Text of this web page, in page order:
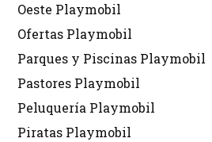
Oeste Playmobil
Ofertas Playmobil
Parques y Piscinas Playmobil
Pastores Playmobil
Peluquería Playmobil
Piratas Playmobil